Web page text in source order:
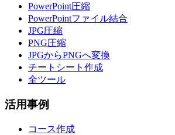
PowerPoint圧縮
PowerPointファイル結合
JPG圧縮
PNG圧縮
JPGからPNGへ変換
チートシート作成
全ツール
活用事例
コース作成